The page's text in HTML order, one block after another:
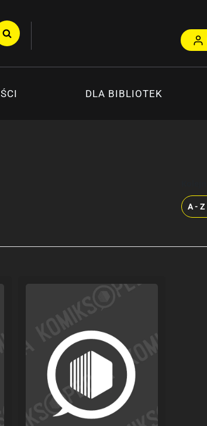
DLA BIBLIOTEK